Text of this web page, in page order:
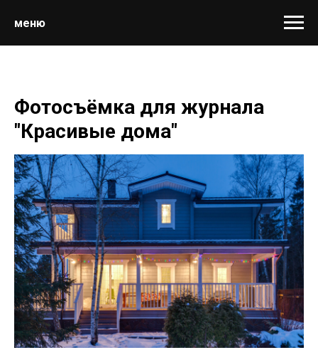
меню
Фотосъёмка для журнала
"Красивые дома"